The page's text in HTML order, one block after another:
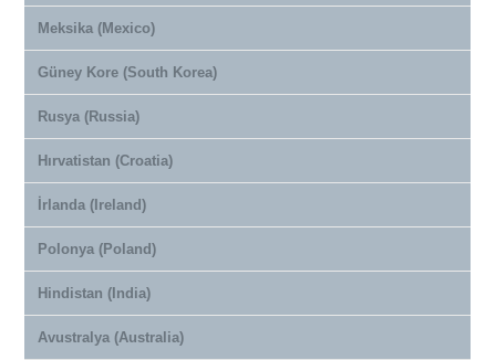
Meksika (Mexico)
Güney Kore (South Korea)
Rusya (Russia)
Hırvatistan (Croatia)
İrlanda (Ireland)
Polonya (Poland)
Hindistan (India)
Avustralya (Australia)